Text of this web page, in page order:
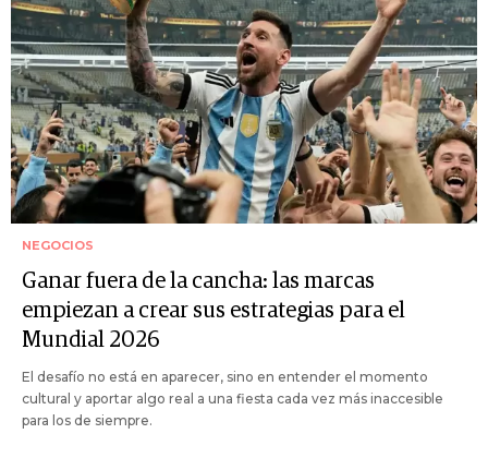
NEGOCIOS
Ganar fuera de la cancha: las marcas
empiezan a crear sus estrategias para el
Mundial 2026
El desafío no está en aparecer, sino en entender el momento
cultural y aportar algo real a una fiesta cada vez más inaccesible
para los de siempre.